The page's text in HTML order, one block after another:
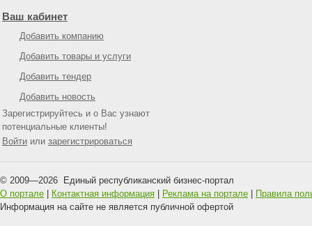
Ваш кабинет
Добавить компанию
Добавить товары и услуги
Добавить тендер
Добавить новость
Зарегистрируйтесь и о Вас узнают
потенциальные клиенты!
Войти или зарегистрироваться
© 2009—2026 Единый республиканский бизнес-портал
О портале
Контактная информация Реклама на портале
Правила
Информация на сайте не является публичной офертой